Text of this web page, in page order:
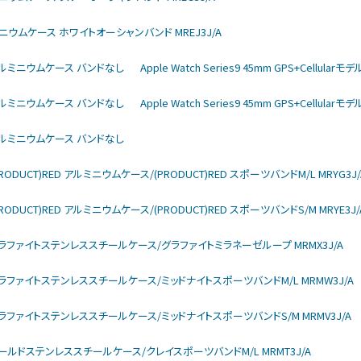
ムケース ホワイトオーシャンバンド MREJ3J/A
ニウムケース バンドなし Apple Watch Series9 45mm GPS+Cellularモデ
ニウムケース バンドなし Apple Watch Series9 45mm GPS+Cellularモデ
ニウムケース バンドなし
アルミニウムケース/(PRODUCT)RED スポーツバンドM/L
アルミニウムケース/(PRODUCT)RED スポーツバンドS/M
イトステンレススチールケース/グラファイトミラネーゼループ MRMX3J/A
イトステンレススチールケース/ミッドナイトスポーツバンドM/L MRMW3J/A
イトステンレススチールケース/ミッドナイトスポーツバンドS/M MRMV3J/A
ドステンレススチールケース/クレイスポーツバンドM/L MRMT3J/A